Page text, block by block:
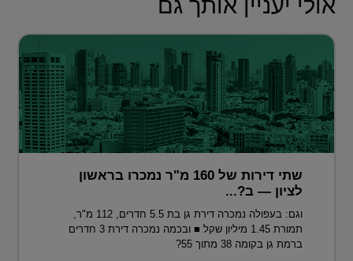
אולי יעניין אותך גם
שתי דירות של 160 מ"ר נמכרו בראשון
לציון — ב?...
וגם: בעפולה נמכרה דירת גן בת 5.5 חדרים, 112 מ"ר,
תמורת 1.45 מיליון שקל ■ ובכמה נמכרה דירת 3 חדרים
ברמת גן בקומה 38 מתוך 55?